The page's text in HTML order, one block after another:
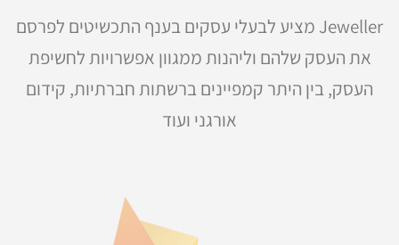
Jeweller מציע לבעלי עסקים בענף התכשיטים לפרסם
את העסק שלהם וליהנות ממגוון אפשרויות לחשיפת
העסק, בין היתר קמפיינים ברשתות חברתיות, קידום
אורגני ועוד